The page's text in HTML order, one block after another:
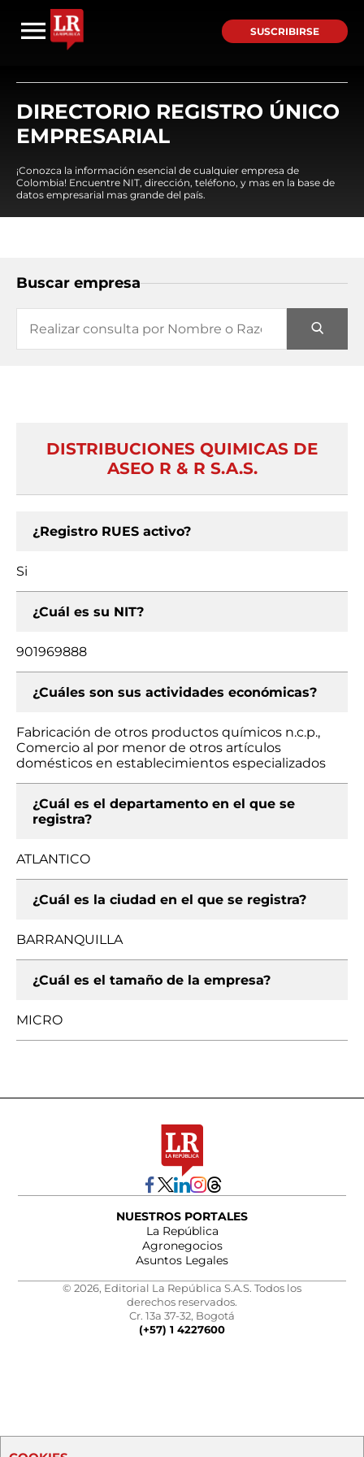
SUSCRIBIRSE
DIRECTORIO REGISTRO ÚNICO
EMPRESARIAL
¡Conozca la información esencial de cualquier empresa de
Colombia! Encuentre NIT, dirección, teléfono, y mas en la base de
datos empresarial mas grande del país.
Buscar empresa
DISTRIBUCIONES QUIMICAS DE
ASEO R & R S.A.S.
¿Registro RUES activo?
Si
¿Cuál es su NIT?
901969888
¿Cuáles son sus actividades económicas?
Fabricación de otros productos químicos n.c.p.,
Comercio al por menor de otros artículos
domésticos en establecimientos especializados
¿Cuál es el departamento en el que se
registra?
ATLANTICO
¿Cuál es la ciudad en el que se registra?
BARRANQUILLA
¿Cuál es el tamaño de la empresa?
MICRO
NUESTROS PORTALES
La República
Agronegocios
Asuntos Legales
© 2026, Editorial La República S.A.S. Todos los
derechos reservados.
Cr. 13a 37-32, Bogotá
(+57) 1 4227600